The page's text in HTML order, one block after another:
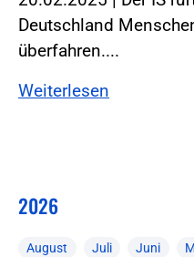
Deutschland
überfahren....
Weiterlesen
2026
August Juli Juni